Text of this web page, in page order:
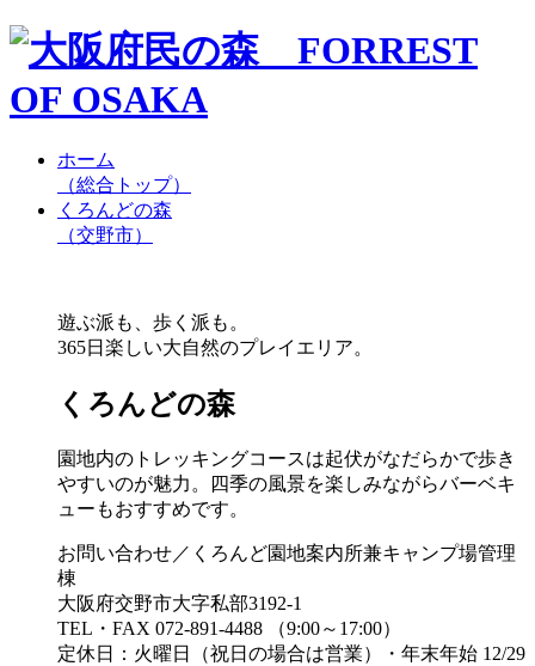
ホーム
（総合トップ）
くろんどの森
（交野市）
遊ぶ派も、歩く派も。
365日楽しい大自然のプレイエリア。
くろんどの森
園地内のトレッキングコースは起伏がなだらかで歩き
やすいのが魅力。四季の風景を楽しみながらバーベキ
ューもおすすめです。
お問い合わせ／くろんど園地案内所兼キャンプ場管理
棟
大阪府交野市大字私部3192-1
TEL・FAX 072-891-4488 （9:00～17:00）
定休日：火曜日（祝日の場合は営業）・年末年始 12/29